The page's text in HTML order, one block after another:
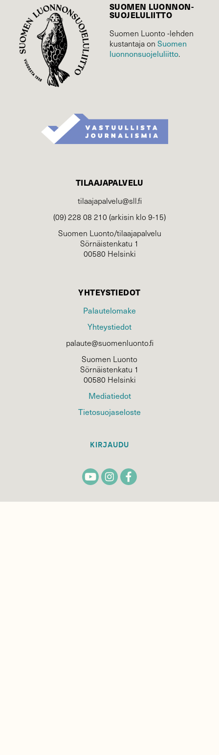
SUOMEN LUONNON­
SUOJELU­LIITTO
Suomen Luonto -lehden
kustantaja on Suomen
luonnonsuojelu­liitto.
TILAAJAPALVELU
tilaajapalvelu@sll.fi
(09) 228 08 210 (arkisin klo 9-15)
Suomen Luonto/tilaajapalvelu
Sörnäistenkatu 1
00580 Helsinki
YHTEYSTIEDOT
Palautelomake
Yhteystiedot
palaute@suomenluonto.fi
Suomen Luonto
Sörnäistenkatu 1
00580 Helsinki
Mediatiedot
Tietosuojaseloste
KIRJAUDU